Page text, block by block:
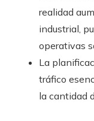
realidad
industrial,
operativas
La
tráfico
la cantidad